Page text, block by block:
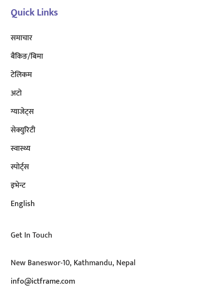
Quick Links
समाचार
बैंकिङ/बिमा
टेलिकम
अटाे
ग्याजेट्स
सेक्युरिटी
स्वास्थ्य
स्पोर्ट्स
इभेन्ट
English
Get In Touch
New Baneswor-10, Kathmandu, Nepal
info@ictframe.com